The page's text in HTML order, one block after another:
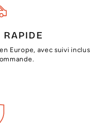
Europe, avec suivi inclus